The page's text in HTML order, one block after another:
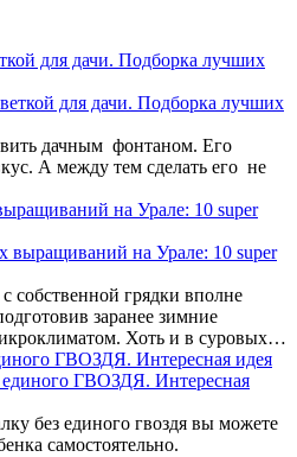
для дачи. Подборка лучших
дачным фонтаном. Его
А между тем сделать его не
на Урале: 10 super
собственной грядки вполне
заранее зимние
Хоть и в суровых…
ГВОЗДЯ. Интересная идея
без единого гвоздя вы можете
самостоятельно.